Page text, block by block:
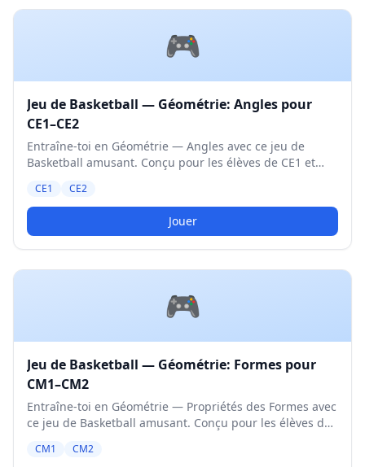
🎮
Jeu de Basketball — Géométrie: Angles pour
CE1–CE2
Entraîne-toi en Géométrie — Angles avec ce jeu de
Basketball amusant. Conçu pour les élèves de CE1 et
CE1 CE2
Jouer
🎮
Jeu de Basketball — Géométrie: Formes pour
CM1–CM2
Entraîne-toi en Géométrie — Propriétés des Formes avec
ce jeu de Basketball amusant. Conçu pour les élèves de
CM1 CM2